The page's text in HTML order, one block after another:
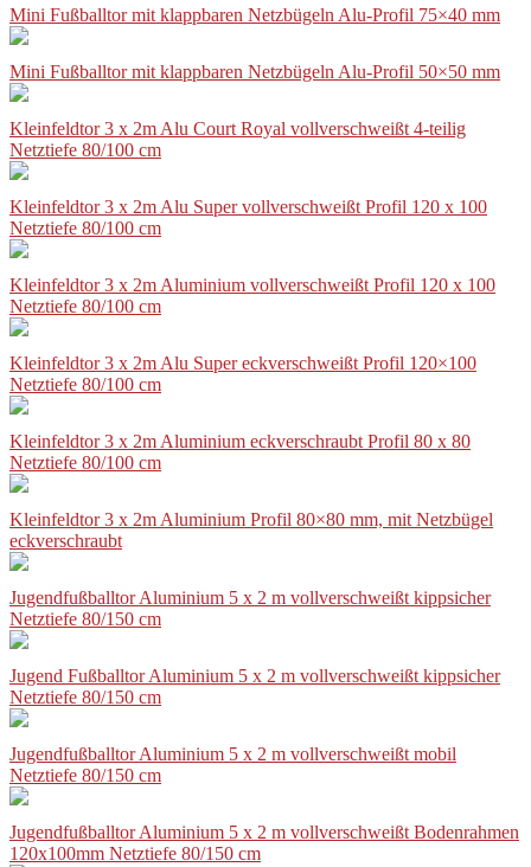
Mini Fußballtor mit klappbaren Netzbügeln Alu-Profil 75×40 mm
Mini Fußballtor mit klappbaren Netzbügeln Alu-Profil 50×50 mm
Kleinfeldtor 3 x 2m Alu Court Royal vollverschweißt 4-teilig
Netztiefe 80/100 cm
Kleinfeldtor 3 x 2m Alu Super vollverschweißt Profil 120 x 100
Netztiefe 80/100 cm
Kleinfeldtor 3 x 2m Aluminium vollverschweißt Profil 120 x 100
Netztiefe 80/100 cm
Kleinfeldtor 3 x 2m Alu Super eckverschweißt Profil 120×100
Netztiefe 80/100 cm
Kleinfeldtor 3 x 2m Aluminium eckverschraubt Profil 80 x 80
Netztiefe 80/100 cm
Kleinfeldtor 3 x 2m Aluminium Profil 80×80 mm, mit Netzbügel
eckverschraubt
Jugendfußballtor Aluminium 5 x 2 m vollverschweißt kippsicher
Netztiefe 80/150 cm
Jugend Fußballtor Aluminium 5 x 2 m vollverschweißt kippsicher
Netztiefe 80/150 cm
Jugendfußballtor Aluminium 5 x 2 m vollverschweißt mobil
Netztiefe 80/150 cm
Jugendfußballtor Aluminium 5 x 2 m vollverschweißt Bodenrahmen
120x100mm Netztiefe 80/150 cm